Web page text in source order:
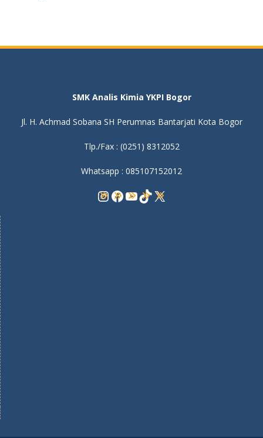
SMK Analis Kimia YKPI Bogor
Jl. H. Achmad Sobana SH Perumnas Bantarjati Kota Bogor
Tlp./Fax : (0251) 8312052
Whatsapp : 085107152012
Instagram
Facebook
YouTube
TikTok
X